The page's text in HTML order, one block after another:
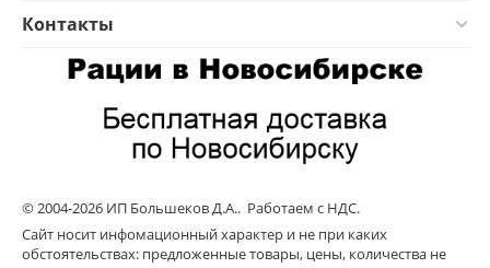
Контакты
© 2004-2026 ИП Большеков Д.А.. Работаем с НДС.
Сайт носит инфомационный характер и не при каких
обстоятельствах: предложенные товары, цены, количества не